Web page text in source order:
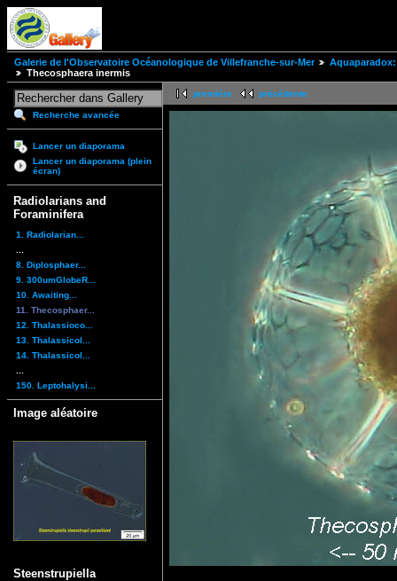
Galerie de l'Observatoire Océanologique de Villefranche-sur-Mer
Thecosphaera inermis
Recherche avancée
Lancer un diaporama
Lancer un diaporama (plein
écran)
Radiolarians and
Foraminifera
1. Radiolarian...
8. Diplosphaer...
9. 300umGlobeR...
10. Awaiting...
11. Thecosphaer...
12. Thalassioco...
13. Thalassicol...
14. Thalassicol...
150. Leptohalysi...
Image aléatoire
Steenstrupiella
première précédente